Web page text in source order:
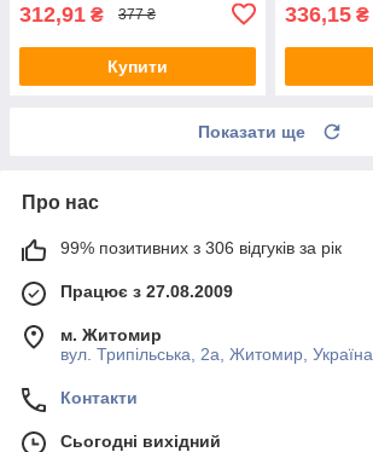
312,91 ₴ 377 ₴
Купити
336,15 ₴
Показати ще
Про нас
99% позитивних з 306 відгуків за рік
Працює з 27.08.2009
м. Житомир
вул. Трипільська, 2а, Житомир, Україна
Контакти
Сьогодні вихідний